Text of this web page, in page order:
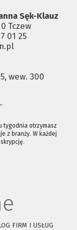
Sęk-Klauz
Tczew
01 25
wew. 300
tygodnia otrzymasz
z branży. W każdej
FIRM I USŁUG